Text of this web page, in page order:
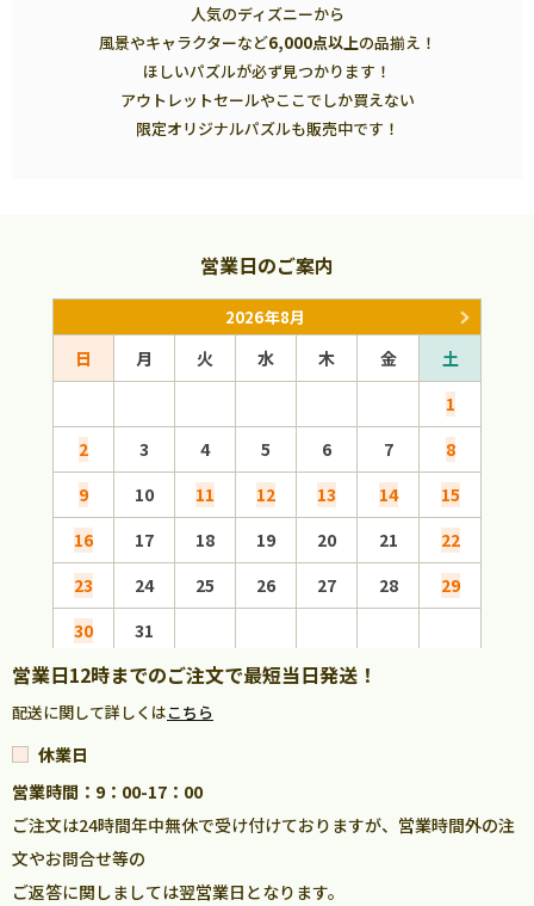
人気のディズニーから
風景やキャラクターなど6,000点以上の品揃え！
ほしいパズルが必ず見つかります！
アウトレットセールやここでしか買えない
限定オリジナルパズルも販売中です！
営業日のご案内
2026年8月
日 月 火 水 木 金
土
1
2
3 4 5 6 7
8
9
10 11 12 13 14
15
16
17 18 19 20 21
22
23
24 25 26 27 28
29
30
31
営業日12時までのご注文で最短当日発送！
配送に関して詳しくはこちら
休業日
営業時間：9：00-17：00
ご注文は24時間年中無休で受け付けておりますが、営業時間外の注
文やお問合せ等の
ご返答に関しましては翌営業日となります。